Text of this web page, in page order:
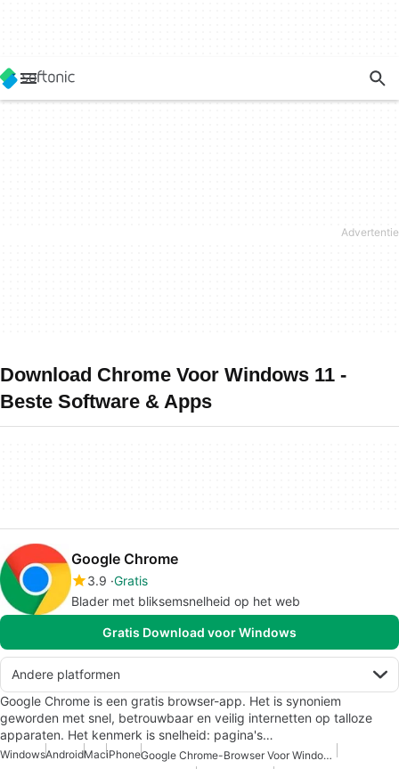
Download Chrome Voor Windows 11 -
Beste Software & Apps
Google Chrome
3.9 Gratis
Blader met bliksemsnelheid op het web
Gratis Download voor Windows
Andere platformen
Google Chrome is een gratis browser-app. Het is synoniem
geworden met snel, betrouwbaar en veilig internetten op talloze
apparaten. Het kenmerk is snelheid: pagina's…
WindowsAndroidMaciPhone
Google Chrome-Browser Voor Windows 10